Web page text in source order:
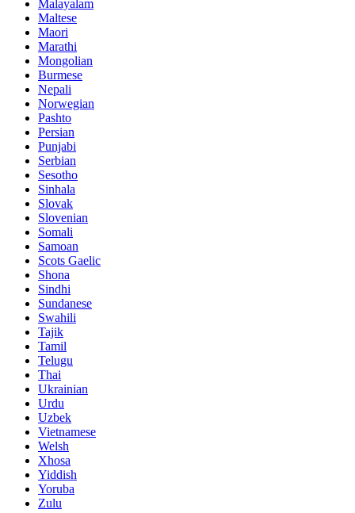
Malayalam
Maltese
Maori
Marathi
Mongolian
Burmese
Nepali
Norwegian
Pashto
Persian
Punjabi
Serbian
Sesotho
Sinhala
Slovak
Slovenian
Somali
Samoan
Scots Gaelic
Shona
Sindhi
Sundanese
Swahili
Tajik
Tamil
Telugu
Thai
Ukrainian
Urdu
Uzbek
Vietnamese
Welsh
Xhosa
Yiddish
Yoruba
Zulu